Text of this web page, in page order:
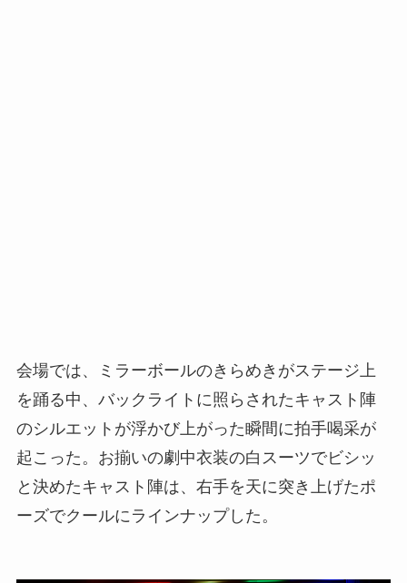
会場では、ミラーボールのきらめきがステージ上
を踊る中、バックライトに照らされたキャスト陣
のシルエットが浮かび上がった瞬間に拍手喝采が
起こった。お揃いの劇中衣装の白スーツでビシッ
と決めたキャスト陣は、右手を天に突き上げたポ
ーズでクールにラインナップした。